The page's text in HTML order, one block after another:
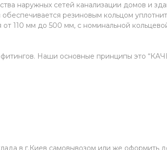
наружных сетей канализации домов и
резиновым кольцом
110 мм до 500 мм, с номинальной
Наши основные принципы это
в г.Киев самовывозом или же оформить